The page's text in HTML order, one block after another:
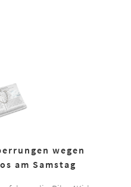
wegen
am Samstag